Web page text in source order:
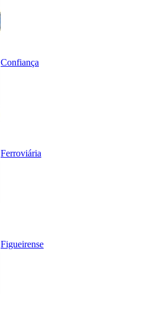
Confiança
Ferroviária
Figueirense